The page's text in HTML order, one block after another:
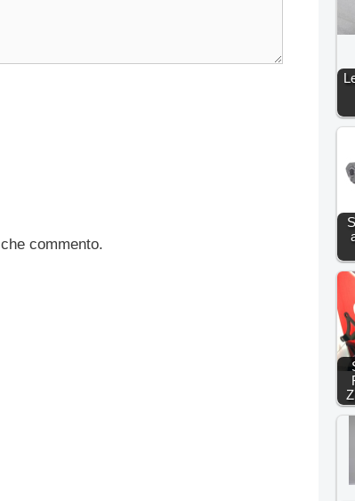
commento.